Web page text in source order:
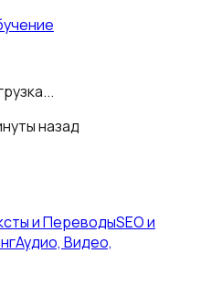
назад
и ПереводыSEO и
Аудио, Видео,